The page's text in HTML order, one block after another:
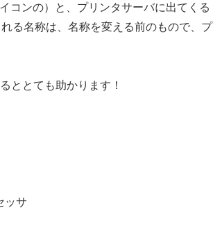
コンの）と、プリンタサーバに出てくる
る名称は、名称を変える前のもので、プ
ととても助かります！
ッサ